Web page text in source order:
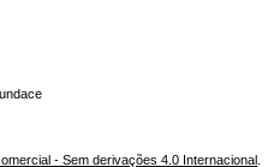
- Sem derivações 4.0 Internacional